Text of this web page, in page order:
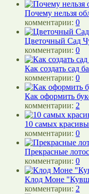
Почему нельзя
комментарии: 0
Цветочный Сад
комментарии: 0
Как создать сад
комментарии: 0
Как оформить
комментарии: 2
10 самых
комментарии: 0
Прекрасные
комментарии: 0
Клод Моне
комментарии: 2